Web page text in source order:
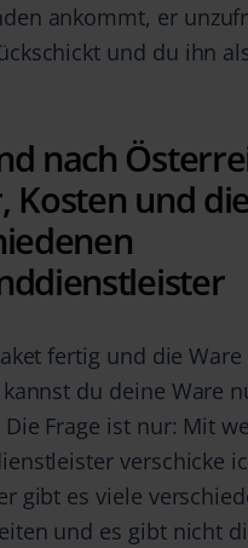
ankommt, er
und du ihn
nach
Kosten und die
fertig und die
du deine Ware
Frage ist nur: Mit
verschicke
gibt es viele
und es gibt nicht